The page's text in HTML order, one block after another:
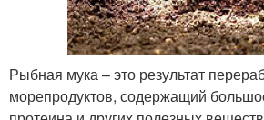
Рыбная мука – это результат
морепродуктов, содержащий